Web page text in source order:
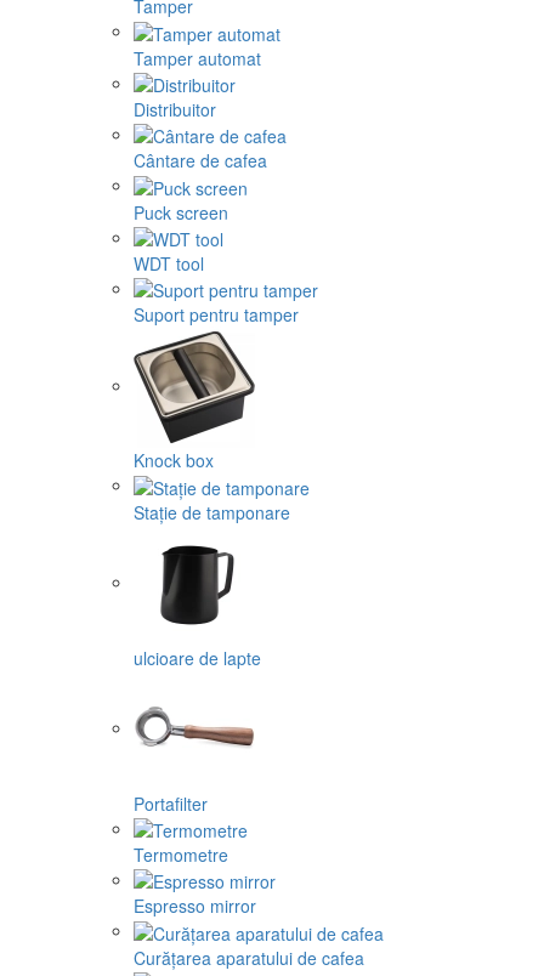
Tamper
Tamper automat
Distribuitor
Cântare de cafea
Puck screen
WDT tool
Suport pentru tamper
Knock box
Stație de tamponare
ulcioare de lapte
Portafilter
Termometre
Espresso mirror
Curățarea aparatului de cafea